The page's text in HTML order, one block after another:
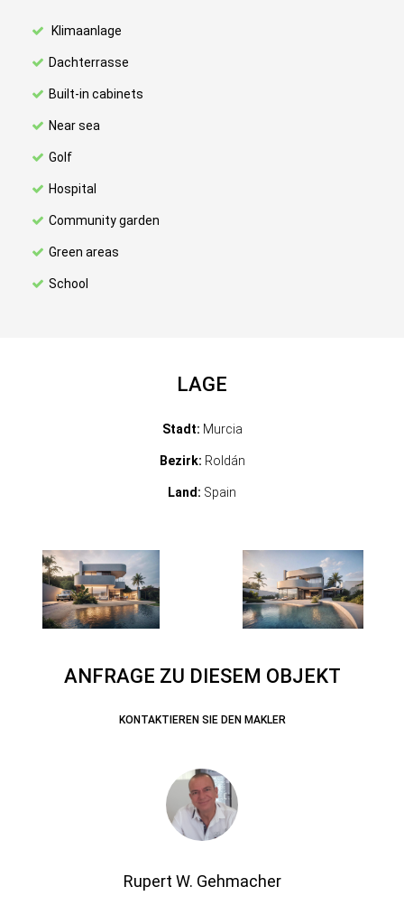
Klimaanlage
Dachterrasse
Built-in cabinets
Near sea
Golf
Hospital
Community garden
Green areas
School
LAGE
Stadt: Murcia
Bezirk: Roldán
Land: Spain
ANFRAGE ZU DIESEM OBJEKT
KONTAKTIEREN SIE DEN MAKLER
Rupert W. Gehmacher